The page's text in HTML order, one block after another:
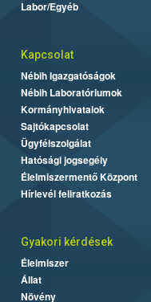
Labor/Egyéb
Kapcsolat
Nébih Igazgatóságok
Nébih Laboratóriumok
Kormányhivatalok
Sajtókapcsolat
Ügyfélszolgálat
Hatósági jogsegély
Élelmiszermentő Központ
Hírlevél feliratkozás
Gyakori kérdések
Élelmiszer
Állat
Növény